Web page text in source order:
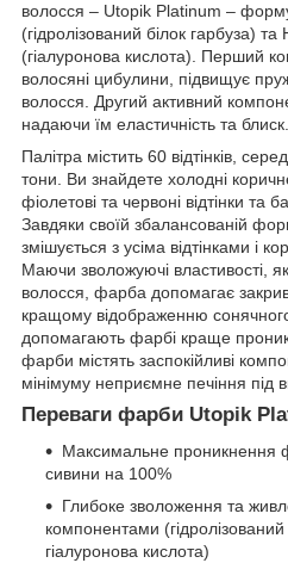
волосся – Utopik Platinum –
(гідролізований білок гарбуза)
(гіалуронова кислота). Перший
волосяні цибулини, підвищує
волосся. Другий активний
надаючи їм еластичність та блиск.
Палітра містить 60 відтінків,
тони. Ви знайдете холодні
фіолетові та червоні відтінки та
Завдяки своїй збалансованій
змішується з усіма відтінками і
Маючи зволожуючі властивості,
волосся, фарба допомагає
кращому відображенню сонячного
допомагають фарбі краще
фарби містять заспокійливі
мінімуму неприємне печіння під
Переваги фарби Utopik
Максимальне проникнення
сивини на 100%
Глибоке зволоження та
компонентами (гідролізований
гіалуронова кислота)